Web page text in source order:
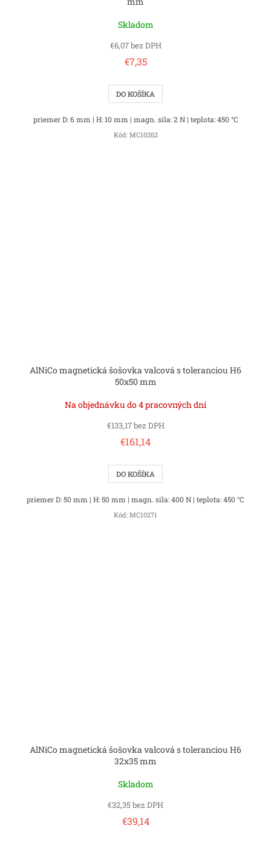
Skladom
€6,07 bez DPH
€7,35
DO KOŠÍKA
priemer D: 6 mm | H: 10 mm | magn. sila: 2 N | teplota: 450 °C
Kód: MC10262
AlNiCo magnetická šošovka valcová s toleranciou H6
50x50 mm
Na objednávku do 4 pracovných dní
€133,17 bez DPH
€161,14
DO KOŠÍKA
priemer D: 50 mm | H: 50 mm | magn. sila: 400 N | teplota: 450 °C
Kód: MC10271
AlNiCo magnetická šošovka valcová s toleranciou H6
32x35 mm
Skladom
€32,35 bez DPH
€39,14